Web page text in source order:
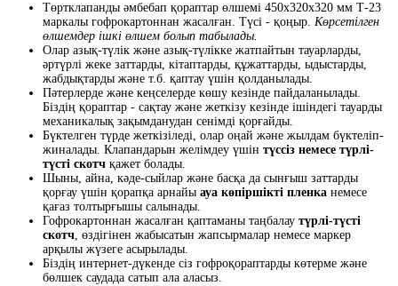
Төртклапанды әмбебап қораптар өлшемі 450x320x320 мм Т-23
маркалы гофрокартоннан жасалған. Түсі - қоңыр. Көрсетілген
өлшемдер ішкі өлшем болып табылады.
Олар азық-түлік және азық-түлікке жатпайтын тауарларды,
әртүрлі жеке заттарды, кітаптарды, құжаттарды, ыдыстарды,
жабдықтарды және т.б. қаптау үшін қолданылады.
Пәтерлерде және кеңселерде көшу кезінде пайдаланылады.
Біздің қораптар - сақтау және жеткізу кезінде ішіндегі тауарды
механикалық зақымданудан сенімді қорғайды.
Бүктелген түрде жеткізіледі, олар оңай және жылдам бүктеліп-
жиналады. Клапандарын желімдеу үшін түссіз немесе түрлі-
түсті скотч қажет болады.
Шыны, айна, кәде-сыйлар және басқа да сынғыш заттарды
қорғау үшін қорапқа арнайы ауа көпіршікті пленка немесе
қағаз толтырғышы салынады.
Гофрокартоннан жасалған қаптаманы таңбалау түрлі-түсті
скотч, өздігінен жабысатын жапсырмалар немесе маркер
арқылы жүзеге асырылады.
Біздің интернет-дүкенде сіз гофроқораптарды көтерме және
бөлшек саудада сатып ала аласыз.